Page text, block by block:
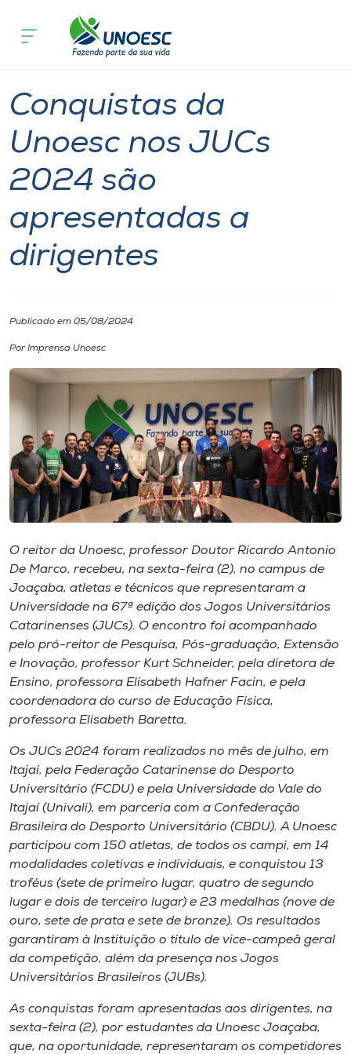
Cursos
Pesquisa
Atendimento ao Estudante
Portal de Ensino
Internacionalização
I.nova
Diplomados
Cultura
CPA
Biblioteca
Editora
Rádio
Museu
Unoesc
Store
Selecione
o idioma
A-
Conquistas da
Unoesc nos JUCs
2024 são
apresentadas a
dirigentes
Publicado em 05/08/2024
Por Imprensa Unoesc
O reitor da Unoesc, professor Doutor Ricardo Antonio
De Marco, recebeu, na sexta-feira (2), no campus de
Joaçaba, atletas e técnicos que representaram a
Universidade na 67ª edição dos Jogos Universitários
Catarinenses (JUCs). O encontro foi acompanhado
pelo pró-reitor de Pesquisa, Pós-graduação, Extensão
e Inovação, professor Kurt Schneider, pela diretora de
Ensino, professora Elisabeth Hafner Facin, e pela
coordenadora do curso de Educação Física,
professora Elisabeth Baretta.
Os JUCs 2024 foram realizados no mês de julho, em
Itajaí, pela Federação Catarinense do Desporto
Universitário (FCDU) e pela Universidade do Vale do
Itajaí (Univali), em parceria com a Confederação
Brasileira do Desporto Universitário (CBDU). A Unoesc
participou com 150 atletas, de todos os campi, em 14
modalidades coletivas e individuais, e conquistou 13
troféus (sete de primeiro lugar, quatro de segundo
lugar e dois de terceiro lugar) e 23 medalhas (nove de
ouro, sete de prata e sete de bronze). Os resultados
garantiram à Instituição o título de vice-campeã geral
da competição, além da presença nos Jogos
Universitários Brasileiros (JUBs).
As conquistas foram apresentadas aos dirigentes, na
sexta-feira (2), por estudantes da Unoesc Joaçaba,
que, na oportunidade, representaram os competidores